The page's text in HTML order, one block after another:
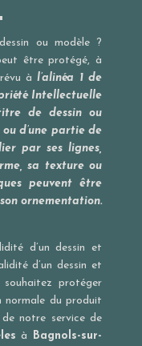
ou modèle ?
être protégé, à
àl’alinéa 1 de
Intellectuelle
de dessin ou
d’une partie de
par ses lignes,
sa texture ou
peuvent être
ornementation.
d’un dessin et
d’un dessin et
protéger
normale du produit
notre service de
à
Bagnols-sur-